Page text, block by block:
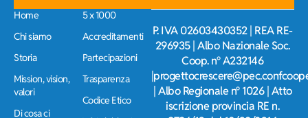
Home
Chi siamo
Storia
Mission, vision,
valori
Di cosa ci
5 x 1000
Accreditamenti
Partecipazioni
Trasparenza
Codice Etico
P. IVA 02603430352 | REA RE-
296935 | Albo Nazionale Soc.
Coop. n° A232146
| Albo Regionale n° 1026 | Atto
iscrizione provincia RE n.